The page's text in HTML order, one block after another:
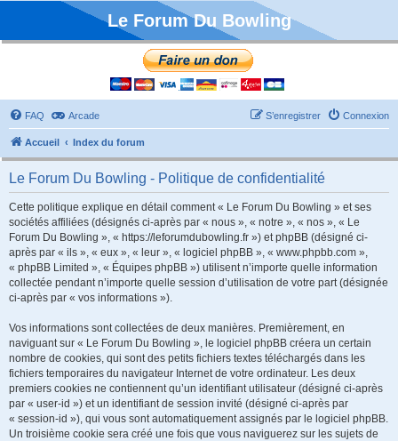
Le Forum Du Bowling
FAQ Arcade Connexion
S’enregistrer
Accueil Index du forum
Le Forum Du Bowling - Politique de confidentialité
Cette politique explique en détail comment « Le Forum Du Bowling » et ses
sociétés affiliées (désignés ci-après par « nous », « notre », « nos », « Le
Forum Du Bowling », « https://leforumdubowling.fr ») et phpBB (désigné ci-
après par « ils », « eux », « leur », « logiciel phpBB », « www.phpbb.com »,
« phpBB Limited », « Équipes phpBB ») utilisent n’importe quelle information
collectée pendant n’importe quelle session d’utilisation de votre part (désignée
ci-après par « vos informations »).
Vos informations sont collectées de deux manières. Premièrement, en
naviguant sur « Le Forum Du Bowling », le logiciel phpBB créera un certain
nombre de cookies, qui sont des petits fichiers textes téléchargés dans les
fichiers temporaires du navigateur Internet de votre ordinateur. Les deux
premiers cookies ne contiennent qu’un identifiant utilisateur (désigné ci-après
par « user-id ») et un identifiant de session invité (désigné ci-après par
« session-id »), qui vous sont automatiquement assignés par le logiciel phpBB.
Un troisième cookie sera créé une fois que vous naviguerez sur les sujets de